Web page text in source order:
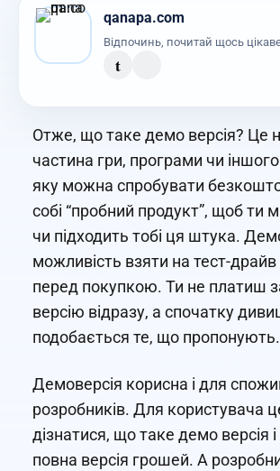
qanapa.com
Відпочинь, почитай щось
t
Отже, що таке демо версія? Це
частина гри, програми чи
яку можна спробувати
собі “пробний продукт”, щоб ти
чи підходить тобі ця штука.
можливість взяти на тест-
перед покупкою. Ти не платиш
версію відразу, а спочатку
подобається те, що пропонують.
Демоверсія корисна і для
розробників. Для користувача
дізнатися, що таке демо версія
повна версія грошей. А